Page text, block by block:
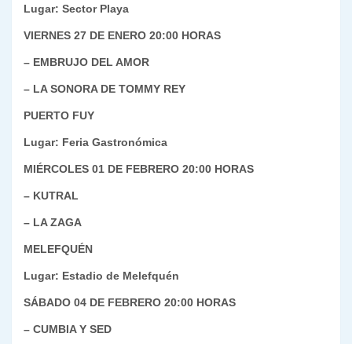
Lugar: Sector Playa
VIERNES 27 DE ENERO 20:00 HORAS
– EMBRUJO DEL AMOR
– LA SONORA DE TOMMY REY
PUERTO FUY
Lugar: Feria Gastronómica
MIÉRCOLES 01 DE FEBRERO 20:00 HORAS
– KUTRAL
– LA ZAGA
MELEFQUÉN
Lugar: Estadio de Melefquén
SÁBADO 04 DE FEBRERO 20:00 HORAS
– CUMBIA Y SED